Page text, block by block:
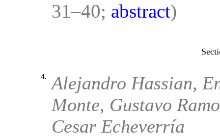
31–40; abstract)
4.
Alejandro Hassian,
Monte, Gustavo
Cesar Echeverría